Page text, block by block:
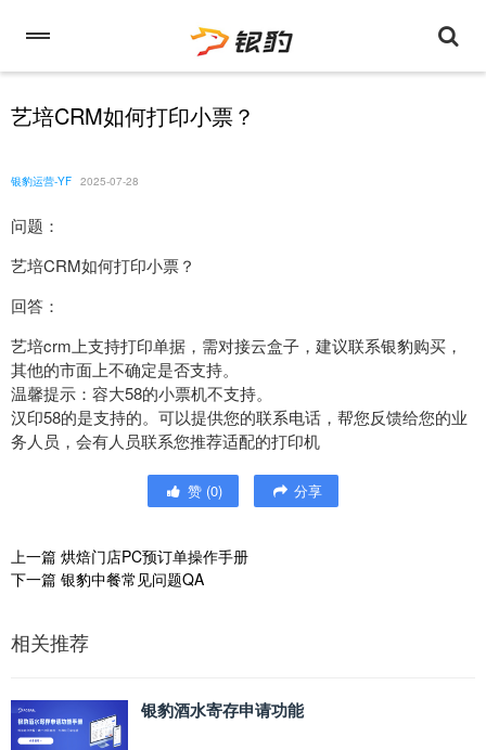
艺培CRM如何打印小票？
银豹运营-YF 2025-07-28
问题：
艺培CRM如何打印小票？
回答：
艺培crm上支持打印单据，需对接云盒子，建议联系银豹购买，
其他的市面上不确定是否支持。
温馨提示：容大58的小票机不支持。
汉印58的是支持的。可以提供您的联系电话，帮您反馈给您的业
务人员，会有人员联系您推荐适配的打印机
赞 (0) 分享
上一篇 烘焙门店PC预订单操作手册
下一篇 银豹中餐常见问题QA
相关推荐
银豹酒水寄存申请功能